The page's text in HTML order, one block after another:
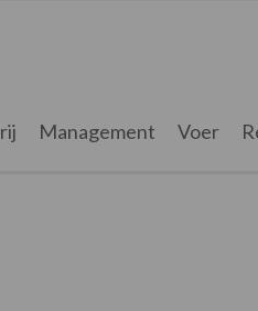
Management Voer